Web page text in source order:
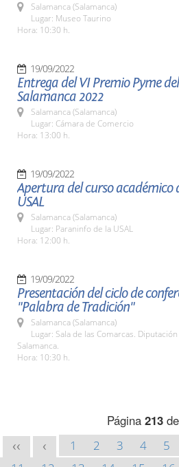
Salamanca (Salamanca)
Lugar: Museo Taurino
Hora: 10:30 h.
19/09/2022
Entrega del VI Premio Pyme
Salamanca 2022
Salamanca (Salamanca)
Lugar: Cámara de Comercio
Hora: 13:00 h.
19/09/2022
Apertura del curso académico
USAL
Salamanca (Salamanca)
Lugar: Paraninfo de la USAL
Hora: 12:00 h.
19/09/2022
Presentación del ciclo de
"Palabra de Tradición"
Salamanca (Salamanca)
Lugar: Sala de las Comarcas.
Salamanca.
Hora: 10:30 h.
Página 213de
<< < 1 2 3 4 5